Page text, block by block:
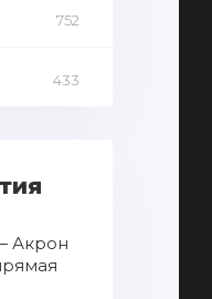
752
433
Акрон